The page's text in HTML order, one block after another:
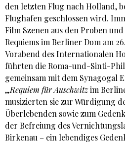
den letzten Flug nach Holland,
Flughafen geschlossen wird.
Film Szenen aus den Proben
Requiems im Berliner Dom am
Vorabend des Internationalen
führten die Roma-und-Sinti-
gemeinsam mit dem Synagogal
„Requiem für Auschwitzim
musizierten sie zur Würdigung
Überlebenden sowie zum
der Befreiung des
Birkenau – ein lebendiges